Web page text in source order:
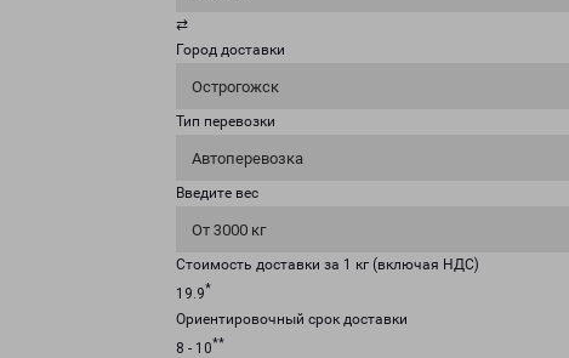
⇄
Город доставки
Острогожск
Тип перевозки
Автоперевозка
Введите вес
От 3000 кг
Стоимость доставки за 1 кг (включая НДС)
19.9*
Ориентировочный срок доставки
8 - 10**